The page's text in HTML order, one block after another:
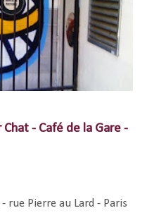
- Café de la Gare -
rue Pierre au Lard - Paris